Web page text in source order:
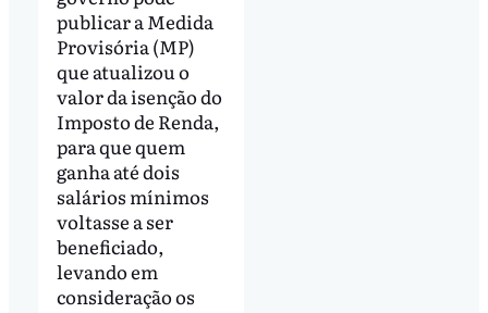
publicar a Medida
Provisória (MP)
que atualizou o
valor da isenção do
Imposto de Renda,
para que quem
ganha até dois
salários mínimos
voltasse a ser
beneficiado,
levando em
consideração os